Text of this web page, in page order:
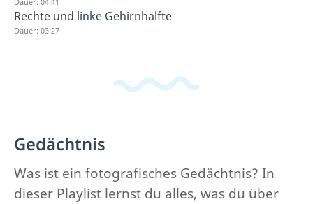
Rechte und linke Gehirnhälfte
Dauer: 03:27
Gedächtnis
Was ist ein fotografisches Gedächtnis? In
dieser Playlist lernst du alles, was du über